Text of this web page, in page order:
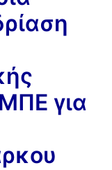
για